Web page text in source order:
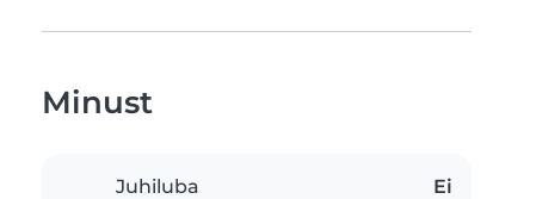
Minust
Juhiluba Ei